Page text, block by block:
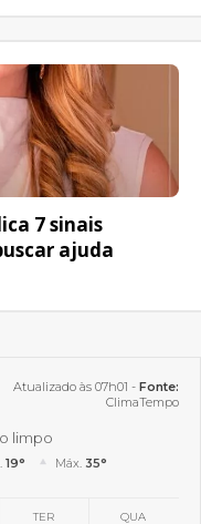
7 sinais
ajuda
Atualizado às 07h01 - Fonte:
ClimaTempo
limpo
19° Máx. 35°
TER QUA